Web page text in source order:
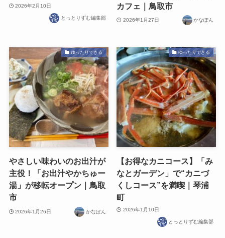
2026年2月10日
とっとりずむ編集部
カフェ｜鳥取市
2026年1月27日 かなぽん
ゆったりできる
やさしい味わいのお出汁が
主役！「お出汁やかちゅー
湯」が移転オープン｜鳥取
市
2026年1月26日 かなぽん
ゆったりできる
【お得なカニコース】「み
なとガーデン」で“カニづ
くしコース”を満喫｜琴浦
町
2026年1月10日
とっとりずむ編集部